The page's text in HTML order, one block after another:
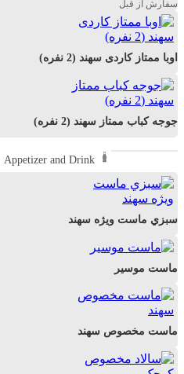
سفارش از قبل
اوبا ممتاز کاردی سهند (2 نفره)
جوجه کباب ممتاز سهند (2 نفره)
پیش غذا و نوشیدنی | Appetizer and Drink
سبزي ماست ويژه سهند
ماست موسیر
ماست مخصوص سهند